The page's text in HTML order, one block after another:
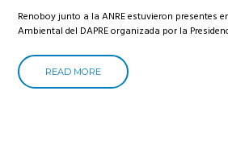
Renoboy junto a la ANRE estuvieron presentes
Ambiental del DAPRE organizada por la
READ MORE